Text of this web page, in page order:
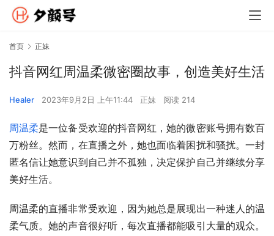
首页 正妹
抖音网红周温柔微密圈故事，创造美好生活
Healer 2023年9月2日 上午11:44 正妹 阅读 214
周温柔是一位备受欢迎的抖音网红，她的微密账号拥有数百
万粉丝。然而，在直播之外，她也面临着困扰和骚扰。一封
匿名信让她意识到自己并不孤独，决定保护自己并继续分享
美好生活。
周温柔的直播非常受欢迎，因为她总是展现出一种迷人的温
柔气质。她的声音很好听，每次直播都能吸引大量的观众。